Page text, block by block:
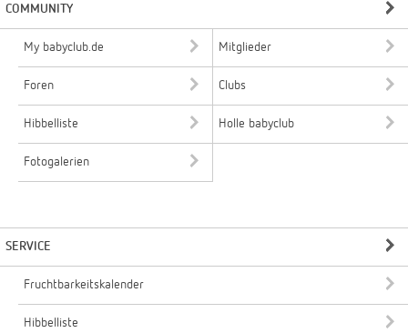
COMMUNITY
My babyclub.de Mitglieder
Foren Clubs
Hibbelliste Holle babyclub
Fotogalerien
SERVICE
Fruchtbarkeitskalender
Hibbelliste